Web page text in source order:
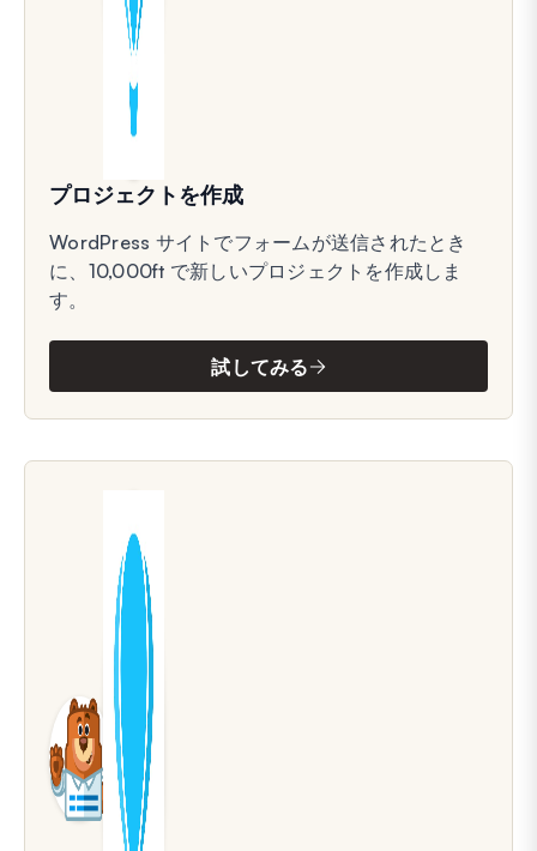
プロジェクトを作成
WordPress サイトでフォームが送信されたとき
に、10,000ft で新しいプロジェクトを作成しま
す。
試してみる